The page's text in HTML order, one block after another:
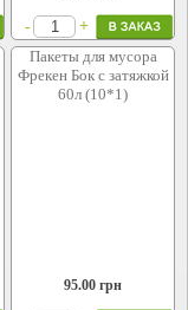
-
+
Пакеты для мусора
Фрекен Бок с затяжкой
60л (10*1)
95.00 грн